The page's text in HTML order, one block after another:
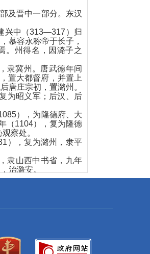
及晋中一部分。东汉
兴中（313—317）归
慕容永称帝于长子，
。州得名，因潞子之
隶冀州。唐武德年间
置大都督府，并置上
唐庄宗初，置潞州。
为昭义军；后汉、后
），为隆德府、大
（1104），复为隆德
察处。
），复为潞州，隶平
隶山西中书省，九年
治潞安。
。同年4月，于今长
营务处。民国19年
，长治市升格为地
东南专区，代管长治
1983年9月，长治市